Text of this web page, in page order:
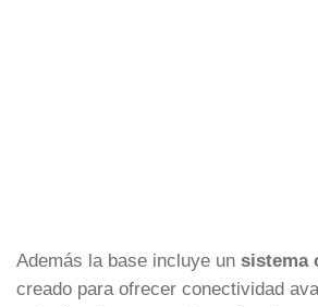
Además la base incluye un sistema
creado para ofrecer conectividad